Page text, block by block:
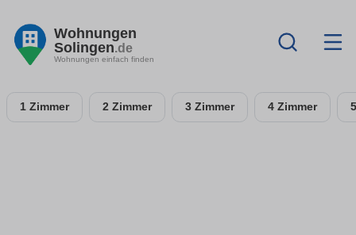
Wohnungen
Solingen.de
Wohnungen einfach finden
1 Zimmer 2 Zimmer 3 Zimmer 4 Zimmer